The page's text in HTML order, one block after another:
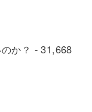
か？ - 31,668